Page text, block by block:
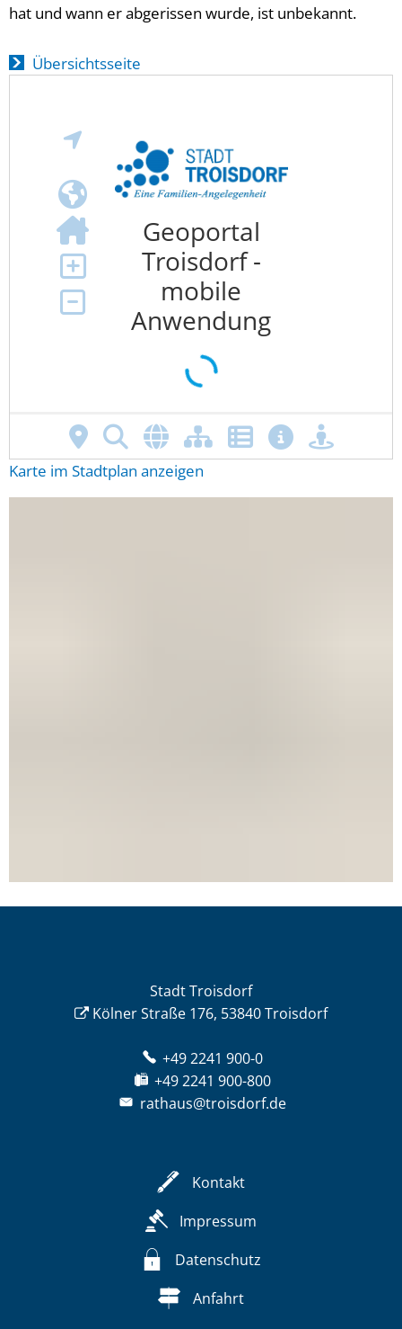
hat und wann er abgerissen wurde, ist unbekannt.
Übersichtsseite
Karte im Stadtplan anzeigen
Stadt Troisdorf
Kölner Straße 176, 53840 Troisdorf
+49 2241 900-0
+49 2241 900-800
rathaus@troisdorf.de
Kontakt
Impressum
Datenschutz
Anfahrt